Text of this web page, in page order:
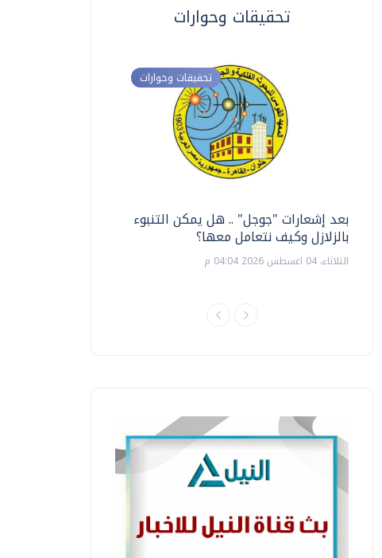
تحقيقات وحوارات
تحقيقات وحوارات
بعد إشعارات "جوجل" .. هل يمكن التنبوء
بالزلازل وكيف نتعامل معها؟
الثلاثاء، 04 اغسطس 2026 04:04 م